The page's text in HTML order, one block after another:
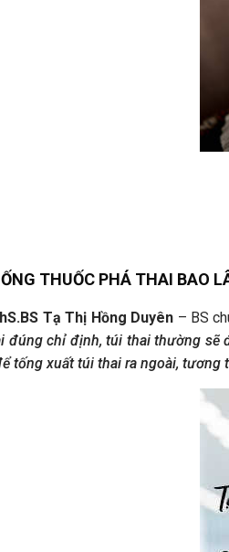
THUỐC PHÁ THAI BAO
Tạ Thị Hồng Duyên – BS
đúng chỉ định, túi thai thường sẽ
tống xuất túi thai ra ngoài,